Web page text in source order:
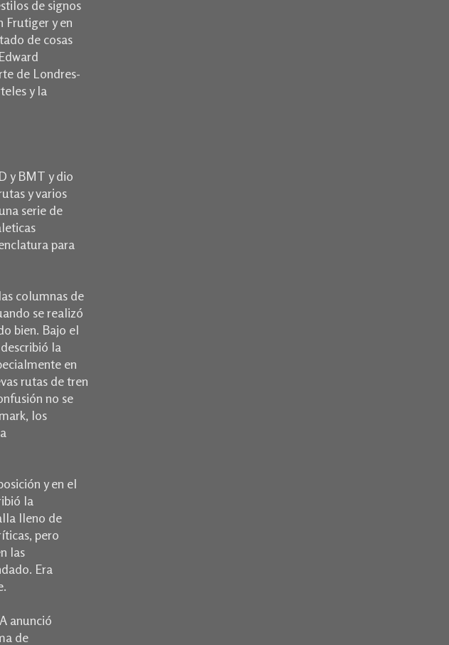
de signos
Frutiger y en
de cosas
de Londres-
y la
y BMT y dio
y varios
serie de
para
columnas de
se realizó
bien. Bajo el
la
en
rutas de tren
no se
los
y en el
la
lleno de
pero
las
. Era
anunció
de